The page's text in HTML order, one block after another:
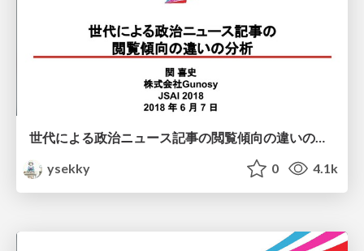
世代による政治ニュース記事の閲覧傾向の違いの分析 - JSAI2018 / Analysis of differences in viewing behavior of politics news by age
ysekky
0 4.1k